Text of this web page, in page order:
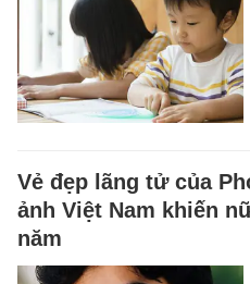
Vẻ đẹp lãng tử của
ảnh Việt Nam khiến
năm